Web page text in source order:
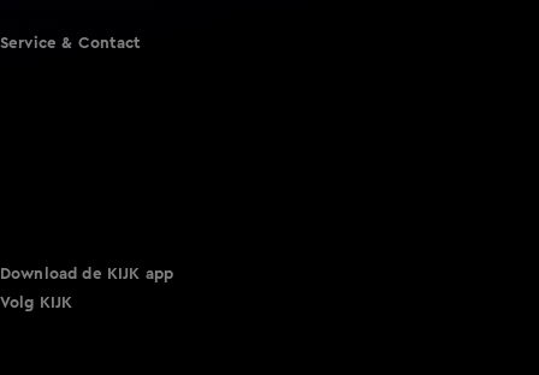
Service & Contact
Download de KIJK app
Volg KIJK